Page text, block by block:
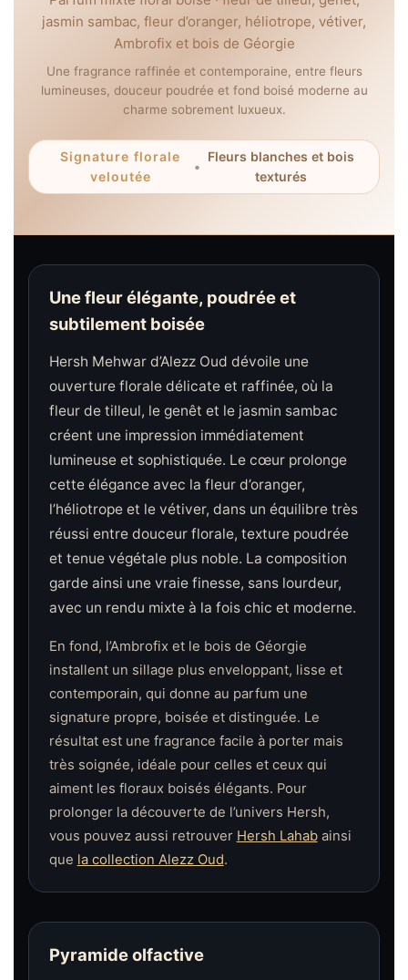
jasmin sambac, fleur d’oranger, héliotrope, vétiver,
Ambrofix et bois de Géorgie
Une fragrance raffinée et contemporaine, entre fleurs
lumineuses, douceur poudrée et fond boisé moderne au
charme sobrement luxueux.
Signature florale
veloutée
•
Fleurs blanches et bois
texturés
Une fleur élégante, poudrée et
subtilement boisée
Hersh Mehwar d’Alezz Oud dévoile une
ouverture florale délicate et raffinée, où la
fleur de tilleul, le genêt et le jasmin sambac
créent une impression immédiatement
lumineuse et sophistiquée. Le cœur prolonge
cette élégance avec la fleur d’oranger,
l’héliotrope et le vétiver, dans un équilibre très
réussi entre douceur florale, texture poudrée
et tenue végétale plus noble. La composition
garde ainsi une vraie finesse, sans lourdeur,
avec un rendu mixte à la fois chic et moderne.
En fond, l’Ambrofix et le bois de Géorgie
installent un sillage plus enveloppant, lisse et
contemporain, qui donne au parfum une
signature propre, boisée et distinguée. Le
résultat est une fragrance facile à porter mais
très soignée, idéale pour celles et ceux qui
aiment les floraux boisés élégants. Pour
prolonger la découverte de l’univers Hersh,
vous pouvez aussi retrouver Hersh Lahabainsi
que la collection Alezz Oud.
Pyramide olfactive